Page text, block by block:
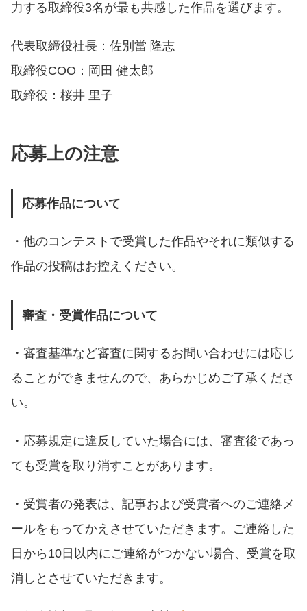
力する取締役3名が最も共感した作品を選びます。
代表取締役社長：佐別當 隆志
取締役COO：岡田 健太郎
取締役：桜井 里子
応募上の注意
応募作品について
・他のコンテストで受賞した作品やそれに類似する
作品の投稿はお控えください。
審査・受賞作品について
・審査基準など審査に関するお問い合わせには応じ
ることができませんので、あらかじめご了承くださ
い。
・応募規定に違反していた場合には、審査後であっ
ても受賞を取り消すことがあります。
・受賞者の発表は、記事および受賞者へのご連絡メ
ールをもってかえさせていただきます。ご連絡した
日から10日以内にご連絡がつかない場合、受賞を取
消しとさせていただきます。